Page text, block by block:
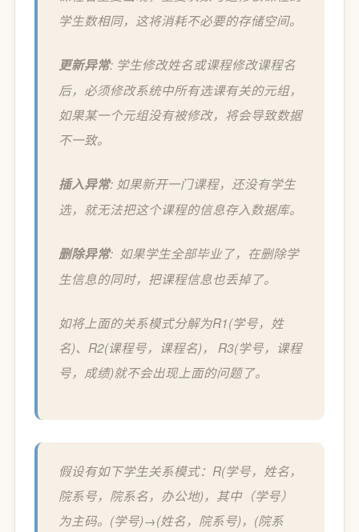
学生数相同，这将消耗不必要的存储空间。
更新异常: 学生修改姓名或课程修改课程名
后，必须修改系统中所有选课有关的元组，
如果某一个元组没有被修改，将会导致数据
不一致。
插入异常: 如果新开一门课程，还没有学生
选，就无法把这个课程的信息存入数据库。
删除异常: 如果学生全部毕业了，在删除学
生信息的同时，把课程信息也丢掉了。
如将上面的关系模式分解为R1(学号，姓
名)、R2(课程号，课程名)， R3(学号，课程
号，成绩)就不会出现上面的问题了。
假设有如下学生关系模式：R(学号，姓名，
院系号，院系名，办公地)，其中（学号）
为主码。(学号)→(姓名，院系号)，(院系